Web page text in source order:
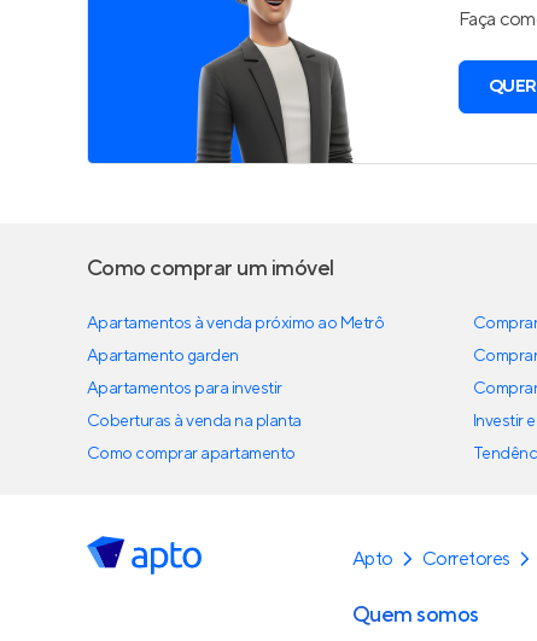
Faça
Como comprar um imóvel
Apartamentos à venda próximo ao Metrô
Apartamento garden
Apartamentos para investir
Coberturas à venda na planta
Como comprar apartamento
Investir
Apto Corretores
Quem somos